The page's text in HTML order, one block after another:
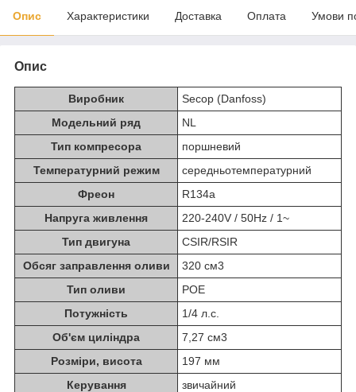
Опис Характеристики Доставка Оплата Умови
Опис
Виробник
Secop (Danfoss)
Модельний ряд
NL
Тип компресора
поршневий
Температурний режим
середньотемпературний
Фреон
R134a
Напруга живлення
220-240V / 50Hz / 1~
Тип двигуна
CSIR/RSIR
Обсяг заправлення оливи
320 см3
Тип оливи
POE
Потужність
1/4 л.с.
Об'єм циліндра
7,27 см3
Розміри, висота
197 мм
Керування
звичайний